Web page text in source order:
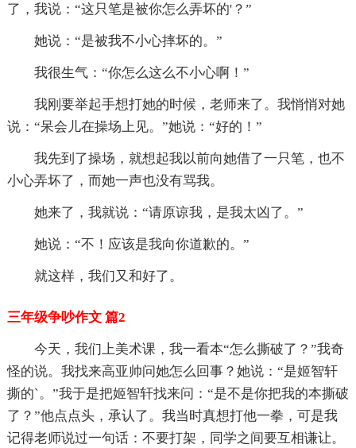
了，我说：“这只笔是被你怎么弄坏的'？”
她说：“是被我不小心摔坏的。”
我很生气：“你怎么这么不小心啊！”
我刚要举起手想打她的时候，老师来了。我悄悄对她
说：“呆会儿在操场上见。”她说：“好的！”
我先到了操场，就想起我以前向她借了一只笔，也不
小心弄坏了，而她一声也没有骂我。
她来了，我就说：“请原谅我，是我太凶了。”
她说：“不！应该是我向你道歉的。”
就这样，我们又和好了。
三年级争吵作文 篇2
今天，我们上美术课，我一看本“怎么撕破了？”我奇
怪的说。我找来高亚帅问她怎么回事？她说：“是姬智轩
撕的`。”我于是把姬智轩找来问：“是不是你把我的本撕破
了？”他点点头，承认了。我当时真想打他一拳，可是我
记得老师说过一句话：不要打架，同学之间要互相谦让。